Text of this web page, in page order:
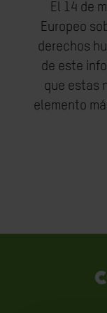
El 14 de
Europeo
derechos
de este
que estas
elemento